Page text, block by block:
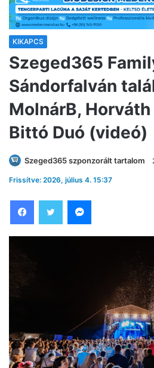
KIKAPCS
Szeged365
Sándorfalván
MolnárB, Horváth
Bittó Duó (videó)
Szeged365 szponzorált tartalom
Frissítve: 2026, július 4. 15:37